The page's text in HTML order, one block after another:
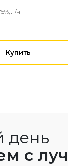
л/ч
Купить
день
с